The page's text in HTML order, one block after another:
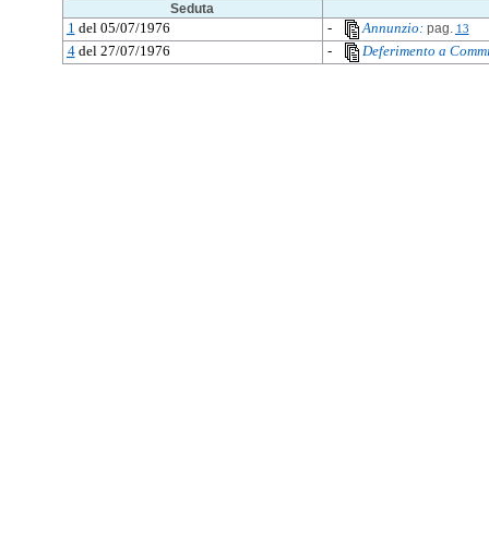
Seduta
1 del 05/07/1976 - Annunzio:pag. 13
4del 27/07/1976 - Deferimento a